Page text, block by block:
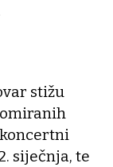
stižu
siječnja, te